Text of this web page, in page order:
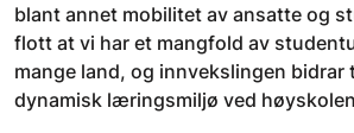
blant annet mobilitet av ansatte og
flott at vi har et mangfold av
mange land, og innvekslingen bidrar
dynamisk læringsmiljø ved